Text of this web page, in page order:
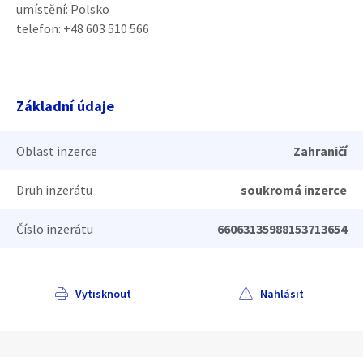
umístění: Polsko
telefon: +48 603 510 566
Základní údaje
Oblast inzerce Zahraničí
Druh inzerátu soukromá inzerce
Číslo inzerátu 66063135988153713654
Vytisknout Nahlásit